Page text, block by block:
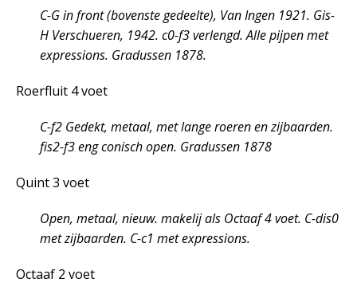
C-G in front (bovenste gedeelte), Van Ingen 1921. Gis-
H Verschueren, 1942. c0-f3 verlengd. Alle pijpen met
expressions. Gradussen 1878.
Roerfluit 4 voet
C-f2 Gedekt, metaal, met lange roeren en zijbaarden.
fis2-f3 eng conisch open. Gradussen 1878
Quint 3 voet
Open, metaal, nieuw. makelij als Octaaf 4 voet. C-dis0
met zijbaarden. C-c1 met expressions.
Octaaf 2 voet